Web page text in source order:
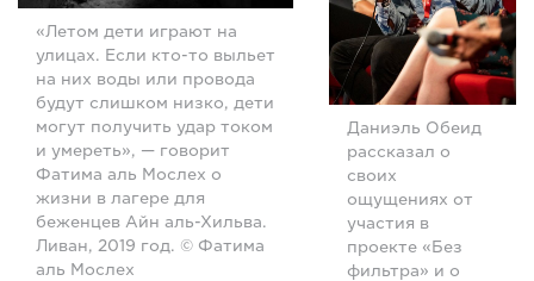
«Летом дети играют на
улицах. Если кто-то выльет
на них воды или провода
будут слишком низко, дети
могут получить удар током
и умереть», — говорит
Фатима аль Мослех о
жизни в лагере для
беженцев Айн аль-Хильва.
Ливан, 2019 год. © Фатима
аль Мослех
Даниэль Обеид
рассказал о
своих
ощущениях от
участия в
проекте «Без
фильтра» и о